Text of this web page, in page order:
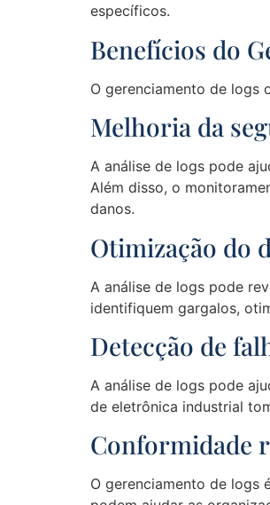
específicos.
Benefícios do
O gerenciamento de logs
Melhoria da
A análise de logs pode
Além disso, o
danos.
Otimização do
A análise de logs pode
identifiquem gargalos,
Detecção de
A análise de logs pode
de eletrônica industrial
Conformidade
O gerenciamento de logs